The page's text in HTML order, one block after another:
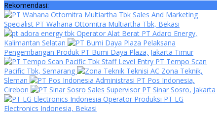
Rekomendasi:
Sales And Marketing
Specialist PT Wahana Ottomitra Multiartha Tbk, Bekasi
Operator Alat Berat PT Adaro Energy,
Kalimantan Selatan
Pelaksana
Pengembangan Produk PT Bumi Daya Plaza, Jakarta Timur
Staff Level Entry PT Tempo Scan
Pacific Tbk, Semarang
Teknisi AC Zona Teknik,
Sleman
Administrasi PT Pos Indonesia,
Cirebon
Sales Supervisor PT Sinar Sosro, Jakarta
Operator Produksi PT LG
Electronics Indonesia, Bekasi